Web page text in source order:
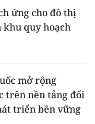
ứng cho đô thị
khu quy hoạch
mở rộng
trên nền tảng đổi
triển bền vững